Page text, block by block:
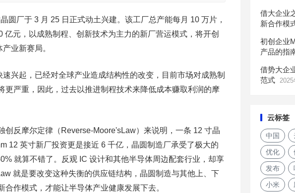
圆厂于 3 月 25 日正式动土兴建。该工厂总产能每月 10 万片，
元，以成熟制程、创新技术为主力的新厂营运模式，将开创
业新赛局。
兴起，已经对全球产业造成结构性的改变，目前市场对成熟制
更严重，因此，过去以推进制程技术来降低成本赚取利润的摩
反摩尔定律（Reverse-Moore'sLaw）来说明，一条 12 寸晶
12 英寸新厂投资更是接近 6 千亿，晶圆制造厂承受了极大的
就算不错了。反观 IC 设计和其他半导体周边配套行业，却享
就是要改变这种失衡的供应链结构，晶圆制造与其他上、下
作模式，才能让半导体产业健康发展下去。
借大企业
新合作模
初创企业
产品的指
借势大企
范式 2025
云标签
中国
优化
发布
小米